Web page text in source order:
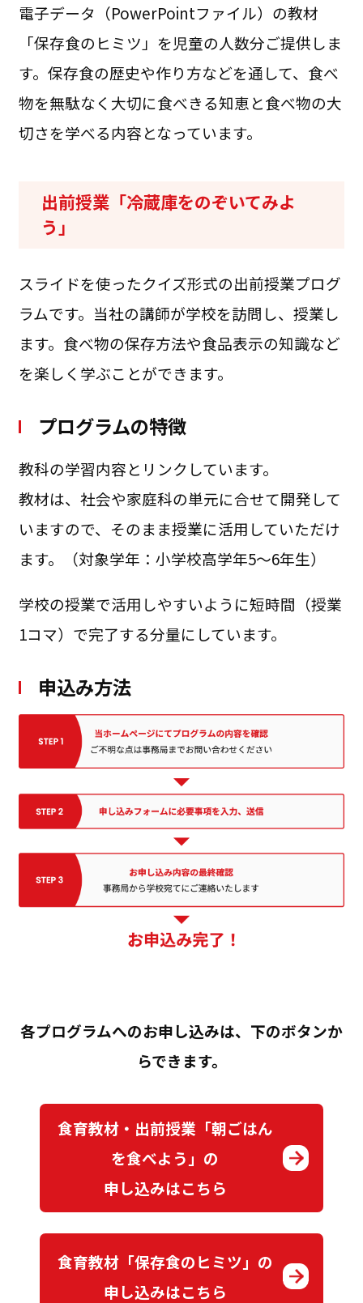
電子データ（PowerPointファイル）の教材
「保存食のヒミツ」を児童の人数分ご提供しま
す。保存食の歴史や作り方などを通して、食べ
物を無駄なく大切に食べきる知恵と食べ物の大
切さを学べる内容となっています。
出前授業「冷蔵庫をのぞいてみよ
う」
スライドを使ったクイズ形式の出前授業プログ
ラムです。当社の講師が学校を訪問し、授業し
ます。食べ物の保存方法や食品表示の知識など
を楽しく学ぶことができます。
プログラムの特徴
教科の学習内容とリンクしています。
教材は、社会や家庭科の単元に合せて開発して
いますので、そのまま授業に活用していただけ
ます。（対象学年：小学校高学年5～6年生）
学校の授業で活用しやすいように短時間（授業
1コマ）で完了する分量にしています。
申込み方法
各プログラムへのお申し込みは、下のボタンか
らできます。
食育教材・出前授業「朝ごはん
を食べよう」の
申し込みはこちら
食育教材「保存食のヒミツ」の
申し込みはこちら